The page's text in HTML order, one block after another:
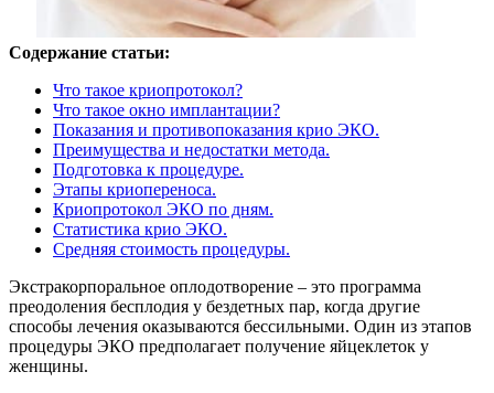
Содержание статьи:
Что такое криопротокол?
Что такое окно имплантации?
Показания и противопоказания крио ЭКО.
Преимущества и недостатки метода.
Подготовка к процедуре.
Этапы криопереноса.
Криопротокол ЭКО по дням.
Статистика крио ЭКО.
Средняя стоимость процедуры.
Экстракорпоральное оплодотворение – это программа
преодоления бесплодия у бездетных пар, когда другие
способы лечения оказываются бессильными. Один из этапов
процедуры ЭКО предполагает получение яйцеклеток у
женщины.